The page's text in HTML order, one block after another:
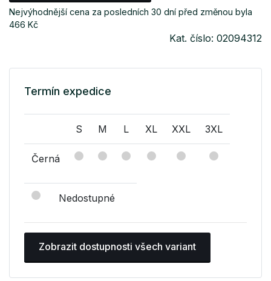
Nejvýhodnější cena za posledních 30 dní před změnou byla
466 Kč
Kat. číslo: 02094312
Termín expedice
S M L XL XXL 3XL
Černá
Nedostupné
Zobrazit dostupnosti všech variant